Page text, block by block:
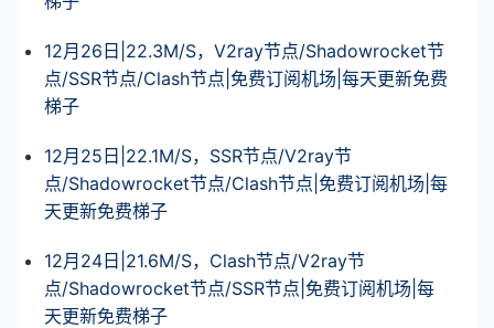
12月26日|22.3M/S，V2ray节点/Shadowrocket节
点/SSR节点/Clash节点|免费订阅机场|每天更新免费
梯子
12月25日|22.1M/S，SSR节点/V2ray节
点/Shadowrocket节点/Clash节点|免费订阅机场|每
天更新免费梯子
12月24日|21.6M/S，Clash节点/V2ray节
点/Shadowrocket节点/SSR节点|免费订阅机场|每
天更新免费梯子